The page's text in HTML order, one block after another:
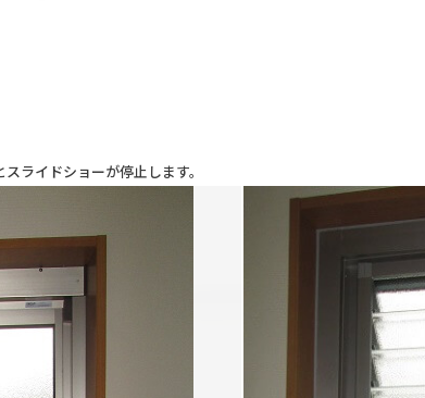
ライドショーが停止します。